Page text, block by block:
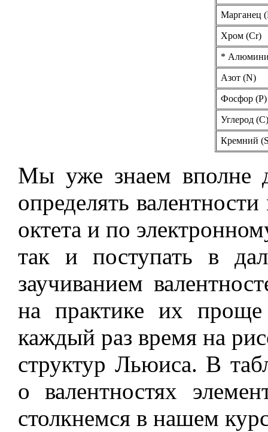
Марганец
Хром (Cr)
*
Азот (N)
Фосфор (P)
Углерод (C)
Кремний
Мы уже знаем вполне
определять
октета и по
так и поступать в
заучиванием
на практике их
каждый раз время на
структур Льюиса. В
о валентностях
столкнемся в нашем